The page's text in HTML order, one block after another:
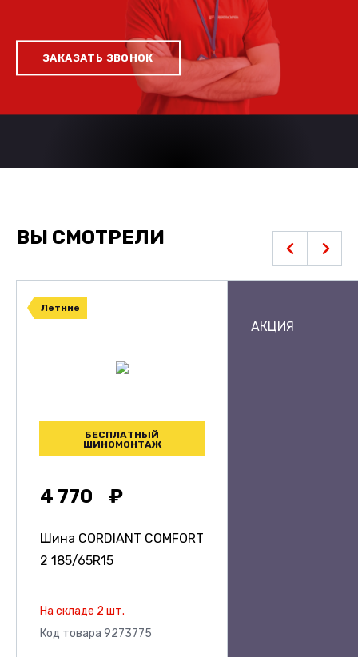
ЗАКАЗАТЬ ЗВОНОК
ВЫ СМОТРЕЛИ
Летние
БЕСПЛАТНЫЙ
ШИНОМОНТАЖ
4 770
Шина CORDIANT COMFORT
2 185/65R15
На складе 2 шт.
Код товара 9273775
АКЦИЯ